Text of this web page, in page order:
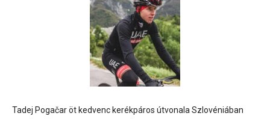
Tadej Pogačar öt kedvenc kerékpáros útvonala Szlovéniában